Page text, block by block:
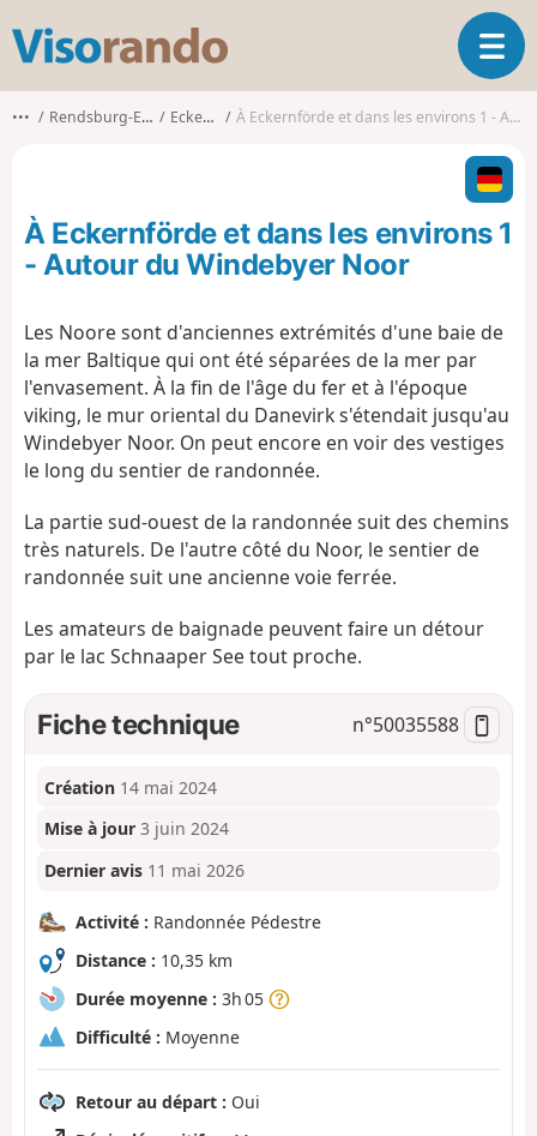
s
o
o
O
u
i
r
l
a
i
t
i
••• Rendsburg-Eckernförde Eckernförde À Eckernförde et dans les environs 1 - Autour du Windebyer Noor
À Eckernförde et dans les environs 1
- Autour du Windebyer Noor
Les Noore sont d'anciennes extrémités d'une baie de
la mer Baltique qui ont été séparées de la mer par
l'envasement. À la fin de l'âge du fer et à l'époque
viking, le mur oriental du Danevirk s'étendait jusqu'au
Windebyer Noor. On peut encore en voir des vestiges
le long du sentier de randonnée.
La partie sud-ouest de la randonnée suit des chemins
très naturels. De l'autre côté du Noor, le sentier de
randonnée suit une ancienne voie ferrée.
Les amateurs de baignade peuvent faire un détour
par le lac Schnaaper See tout proche.
Fiche technique n°50035588
Création 14 mai 2024
Mise à jour 3 juin 2024
Dernier avis 11 mai 2026
Activité : Randonnée Pédestre
Distance : 10,35 km
Durée moyenne : 3h 05
Difficulté : Moyenne
Retour au départ : Oui